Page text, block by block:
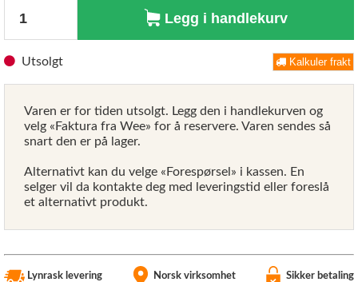
Legg i handlekurv
Utsolgt Kalkuler frakt
Varen er for tiden utsolgt. Legg den i handlekurven og
velg «Faktura fra Wee» for å reservere. Varen sendes så
snart den er på lager.
Alternativt kan du velge «Forespørsel» i kassen. En
selger vil da kontakte deg med leveringstid eller foreslå
et alternativt produkt.
Lynrask levering Norsk virksomhet Sikker betaling